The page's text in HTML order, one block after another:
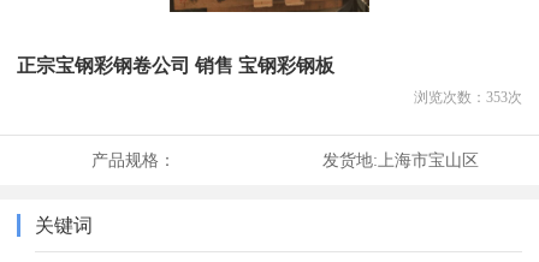
正宗宝钢彩钢卷公司 销售 宝钢彩钢板
浏览次数： 353次
产品规格： 发货地: 上海市宝山区
关键词